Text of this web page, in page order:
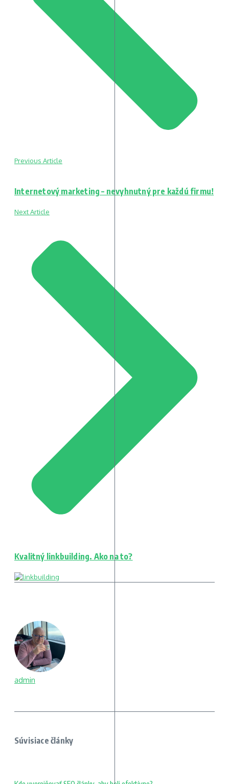
Previous Article
Internetový marketing – nevyhnutný pre každú firmu!
Next Article
Kvalitný linkbuilding. Ako na to?
admin
Súvisiace články